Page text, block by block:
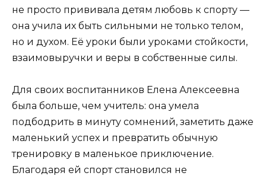
не просто прививала детям любовь к спорту —
она учила их быть сильными не только телом,
но и духом. Её уроки были уроками стойкости,
взаимовыручки и веры в собственные силы.
Для своих воспитанников Елена Алексеевна
была больше, чем учитель: она умела
подбодрить в минуту сомнений, заметить даже
маленький успех и превратить обычную
тренировку в маленькое приключение.
Благодаря ей спорт становился не